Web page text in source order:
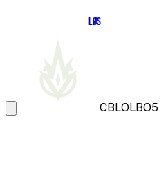
LØS
CBLOLBO5